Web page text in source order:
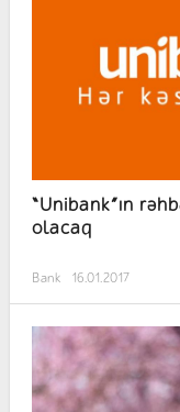
“Unibank”ın
olacaq
Bank 16.01.2017